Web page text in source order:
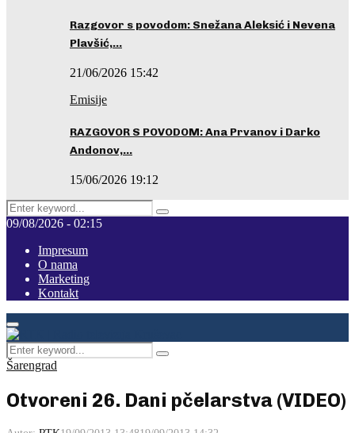
Razgovor s povodom: Snežana Aleksić i Nevena
Plavšić,…
21/06/2026 15:42
Emisije
RAZGOVOR S POVODOM: Ana Prvanov i Darko
Andonov,…
15/06/2026 19:12
Search
for:
Pretraga
09/08/2026 - 02:15
Impresum
O nama
Marketing
Kontakt
Facebook
Instagram
Youtube
Primary
Menu
Search
for:
Pretraga
Šarengrad
Otvoreni 26. Dani pčelarstva (VIDEO)